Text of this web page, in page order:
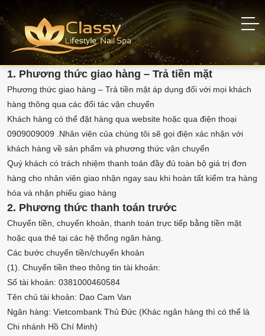
Hướng dẫn thanh toán
Home
Hướng dẫn thanh toán
1. Phương thức giao hàng – Trả tiền mặt
Phương thức giao hàng – Trả tiền mặt áp dụng đối với mọi khách
hàng thông qua các đối tác vận chuyển
Khách hàng có thể đặt hàng qua website hoặc qua điện thoại
0909009009 .Nhân viên của chúng tôi sẽ gọi điện xác nhận với
khách hàng về sản phẩm và phương thức vận chuyển
Quý khách có trách nhiệm thanh toán đầy đủ toàn bộ giá trị đơn
hàng cho nhân viên giao nhận ngay sau khi hoàn tất kiểm tra hàng
hóa và nhận phiếu giao hàng
2. Phương thức thanh toán trước
Chuyển tiền, chuyển khoản, thanh toán trực tiếp bằng tiền mặt
hoặc qua thẻ tại các hệ thống ngân hàng.
Các bước chuyển tiền/chuyển khoản
(1). Chuyển tiền theo thông tin tài khoản:
Số tài khoản: 0381000460584
Tên chủ tài khoản: Dao Cam Van
Ngân hàng: Vietcombank Thủ Đức (Khác ngân hàng thì có thể là
Chi nhánh Hồ Chí Minh)